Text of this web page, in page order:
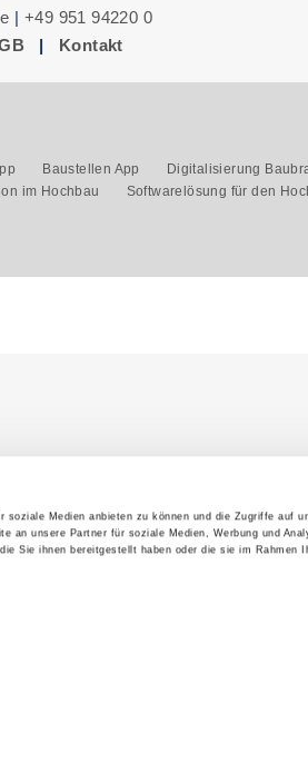
Medien anbieten zu können und die Zugriffe auf
an unsere Partner für soziale Medien, Werbung und
Sie ihnen bereitgestellt haben oder die sie im Rahmen
| +49 951 94220 0
| Kontakt
Baustellen App Digitalisierung
im Hochbau Softwarelösung für den